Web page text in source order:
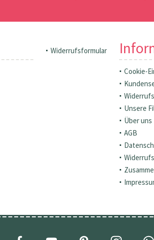
Widerrufsformular
Cookie-
Unsere
Über uns
AGB